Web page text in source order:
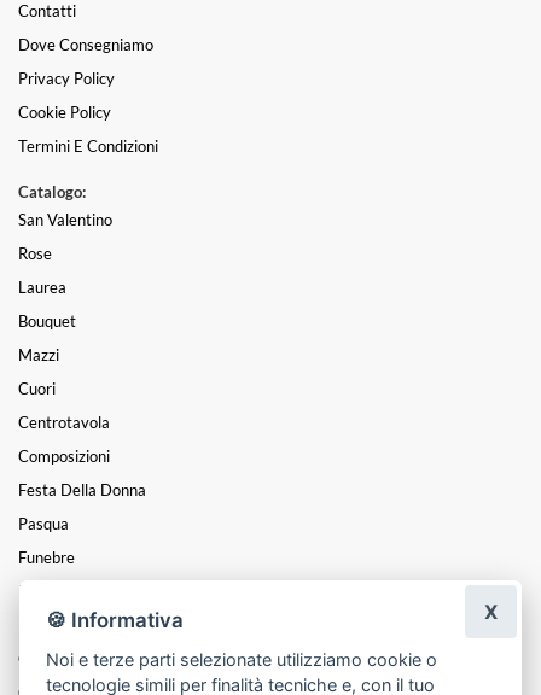
Contatti
Dove Consegniamo
Privacy Policy
Cookie Policy
Termini E Condizioni
Catalogo:
San Valentino
Rose
Laurea
Bouquet
Mazzi
Cuori
Centrotavola
Composizioni
Festa Della Donna
Pasqua
Funebre
Festa Della Mamma
Piante
Coroncine
🍪 Informativa
Noi e terze parti selezionate utilizziamo cookie o
tecnologie simili per finalità tecniche e, con il tuo
X